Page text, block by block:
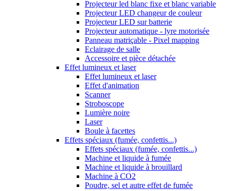
Projecteur led blanc fixe et blanc variable
Projecteur LED changeur de couleur
Projecteur LED sur batterie
Projecteur automatique - lyre motorisée
Panneau matriçable - Pixel mapping
Eclairage de salle
Accessoire et pièce détachée
Effet lumineux et laser
Effet lumineux et laser
Effet d'animation
Scanner
Stroboscope
Lumière noire
Laser
Boule à facettes
Effets spéciaux (fumée, confettis...)
Effets spéciaux (fumée, confettis...)
Machine et liquide à fumée
Machine et liquide à brouillard
Machine à CO2
Poudre, sel et autre effet de fumée